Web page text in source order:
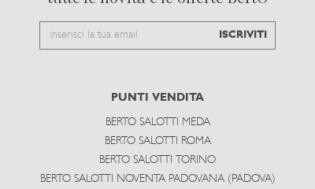
Email
ISCRIVITI
PUNTI VENDITA
BERTO SALOTTI MEDA
BERTO SALOTTI ROMA
BERTO SALOTTI TORINO
BERTO SALOTTI NOVENTA PADOVANA (PADOVA)